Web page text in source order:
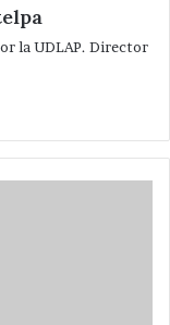
la UDLAP. Director